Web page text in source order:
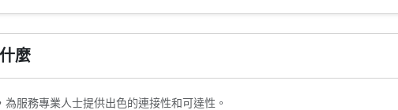
麼
服務專業人士提供出色的連接性和可達性。